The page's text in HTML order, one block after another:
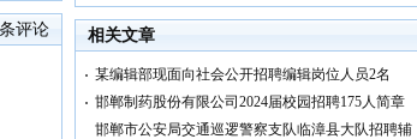
条评论 相关文章
某编辑部现面向社会公开招聘编辑岗位人员2名
邯郸制药股份有限公司2024届校园招聘175人简章
邯郸市公安局交通巡逻警察支队临漳县大队招聘辅